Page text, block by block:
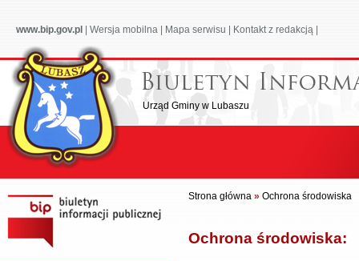
www.bip.gov.pl Wersja mobilna Mapa serwisu Kontakt z redakcją
Urząd Gminy w Lubaszu
Strona główna » Ochrona środowiska
Ochrona środowiska: